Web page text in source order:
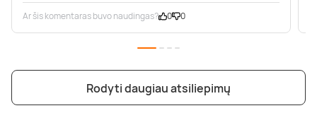
Ar šis komentaras buvo naudingas? 0 0
Rodyti daugiau atsiliepimų